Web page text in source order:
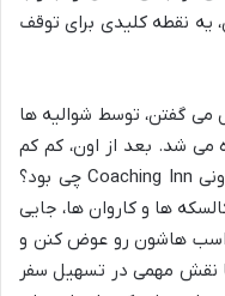
یه نقطه کلیدی برای توقف
گفتن، توسط شوالیه ها
اداره می شد. بعد از اون، کم کم
به یک Coaching Inn تبدیل شد. می دونی Coaching Inn چی بود؟
ها و کاروان ها، جایی
اسب هاشون رو عوض کنن و
نقش مهمی در تسهیل سفر